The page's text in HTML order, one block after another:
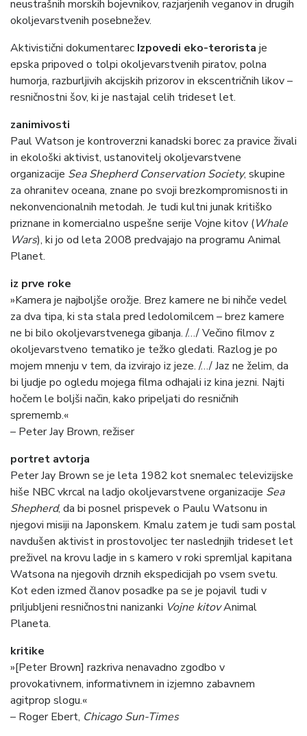
neustrašnih morskih bojevnikov, razjarjenih veganov in drugih
okoljevarstvenih posebnežev.
Aktivistični dokumentarec Izpovedi eko-terorista je
epska pripoved o tolpi okoljevarstvenih piratov, polna
humorja, razburljivih akcijskih prizorov in ekscentričnih likov –
resničnostni šov, ki je nastajal celih trideset let.
zanimivosti
Paul Watson je kontroverzni kanadski borec za pravice živali
in ekološki aktivist, ustanovitelj okoljevarstvene
organizacije Sea Shepherd Conservation Society, skupine
za ohranitev oceana, znane po svoji brezkompromisnosti in
nekonvencionalnih metodah. Je tudi kultni junak kritiško
priznane in komercialno uspešne serije Vojne kitov (Whale
Wars), ki jo od leta 2008 predvajajo na programu Animal
Planet.
iz prve roke
»Kamera je najboljše orožje. Brez kamere ne bi nihče vedel
za dva tipa, ki sta stala pred ledolomilcem – brez kamere
ne bi bilo okoljevarstvenega gibanja. /…/ Večino filmov z
okoljevarstveno tematiko je težko gledati. Razlog je po
mojem mnenju v tem, da izvirajo iz jeze. /…/ Jaz ne želim, da
bi ljudje po ogledu mojega filma odhajali iz kina jezni. Najti
hočem le boljši način, kako pripeljati do resničnih
sprememb.«
– Peter Jay Brown, režiser
portret avtorja
Peter Jay Brown se je leta 1982 kot snemalec televizijske
hiše NBC vkrcal na ladjo okoljevarstvene organizacije Sea
Shepherd, da bi posnel prispevek o Paulu Watsonu in
njegovi misiji na Japonskem. Kmalu zatem je tudi sam postal
navdušen aktivist in prostovoljec ter naslednjih trideset let
preživel na krovu ladje in s kamero v roki spremljal kapitana
Watsona na njegovih drznih ekspedicijah po vsem svetu.
Kot eden izmed članov posadke pa se je pojavil tudi v
priljubljeni resničnostni nanizanki Vojne kitovAnimal
Planeta.
kritike
»[Peter Brown] razkriva nenavadno zgodbo v
provokativnem, informativnem in izjemno zabavnem
agitprop slogu.«
– Roger Ebert, Chicago Sun-Times